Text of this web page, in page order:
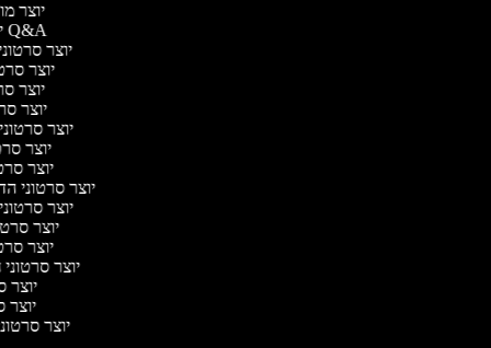
יוצר
יוצר סרטוני Q&A
יוצר
יוצר
יוצר
יוצר
יוצר
יוצר
יוצר
יוצר סרטוני
יוצר
יוצר
יוצר
יוצר
יוצר
יוצר
יוצר